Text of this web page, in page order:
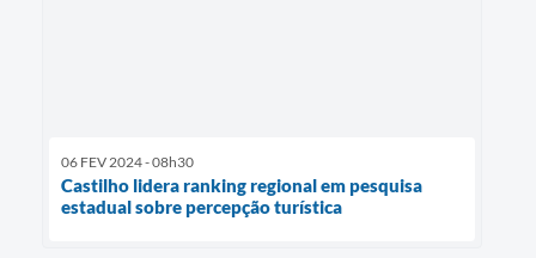
06 FEV 2024 - 08h30
Castilho lidera ranking regional em pesquisa
estadual sobre percepção turística